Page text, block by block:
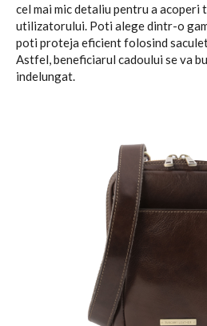
cel mai mic detaliu pentru a acoperi
utilizatorului. Poti alege dintr-o
poti proteja eficient folosind
Astfel, beneficiarul cadoului se va
indelungat.